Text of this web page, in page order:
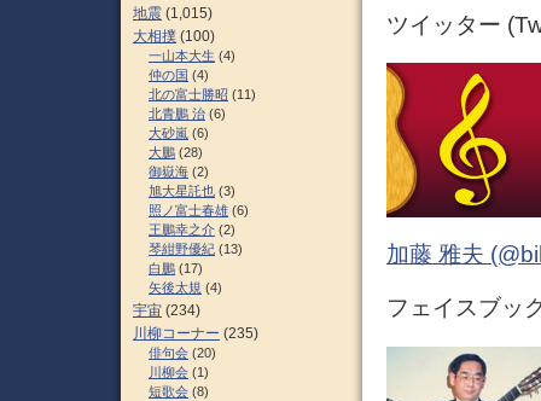
ツイッター
加藤 雅夫
フェイスブッ
地震 (1,015)
大相撲 (100)
一山本大生 (4)
仲の国 (4)
北の富士勝昭 (11)
北青鵬 治 (6)
大砂嵐 (6)
大鵬 (28)
御嶽海 (2)
旭大星託也 (3)
照ノ富士春雄 (6)
王鵬幸之介 (2)
琴紺野優紀 (13)
白鵬 (17)
矢後太規 (4)
宇宙 (234)
川柳コーナー (235)
俳句会 (20)
川柳会 (1)
短歌会 (8)